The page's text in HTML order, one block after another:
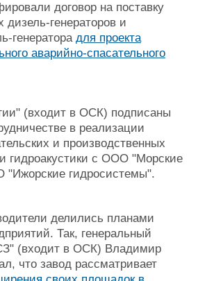
договор на поставку
дизель-генераторов и
генератора для проекта
аварийно-спасательного
(входит в ОСК) подписаны
в реализации
и производственных
гидроакустики с ООО "Морские
гидросистемы".
делились планами
Так, генеральный
(входит в ОСК) Владимир
что завод рассматривает